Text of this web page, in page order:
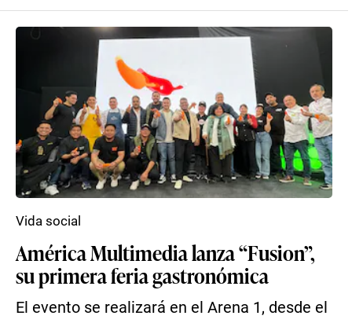
América Multimedia lanza “Fusion”,
su primera feria gastronómica
El evento se realizará en el Arena 1, desde el
Vida social